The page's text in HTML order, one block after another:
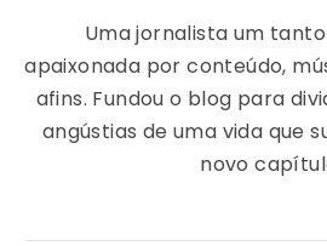
Uma jornalista um
apaixonada por conteúdo,
afins. Fundou o blog para
angústias de uma vida que
novo